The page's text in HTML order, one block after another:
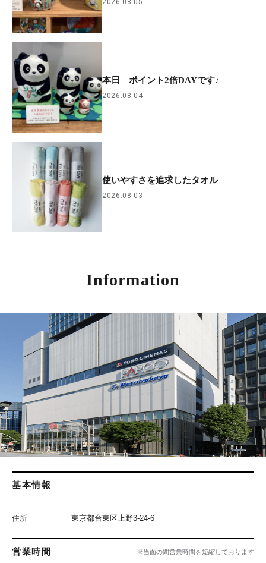
2026.08.05
本日 ポイント2倍DAYです♪
2026.08.04
使いやすさを追求したタオル
2026.08.03
Information
基本情報
住所 東京都台東区上野3-24-6
営業時間 ※当面の間営業時間を短縮しております